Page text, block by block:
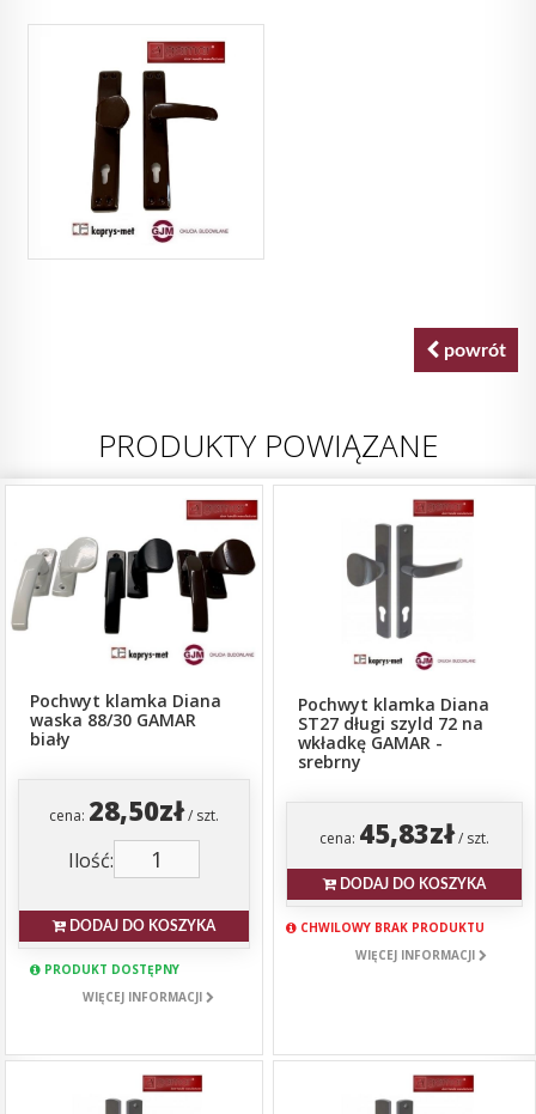
powrót
PRODUKTY POWIĄZANE
Pochwyt klamka Diana
waska 88/30 GAMAR
biały
cena: 28,50zł/ szt.
Ilość:
DODAJ DO KOSZYKA
PRODUKT DOSTĘPNY
WIĘCEJ INFORMACJI
Pochwyt klamka Diana
ST27 długi szyld 72 na
wkładkę GAMAR -
srebrny
cena: 45,83zł/ szt.
DODAJ DO KOSZYKA
CHWILOWY BRAK PRODUKTU
WIĘCEJ INFORMACJI